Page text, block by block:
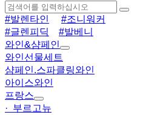
#발렌타인
#조니워커
#글렌피딕
#발베니
와인&샴페인
와인선물세트
샴페인.스파클링와인
아이스와인
프랑스
· 부르고뉴